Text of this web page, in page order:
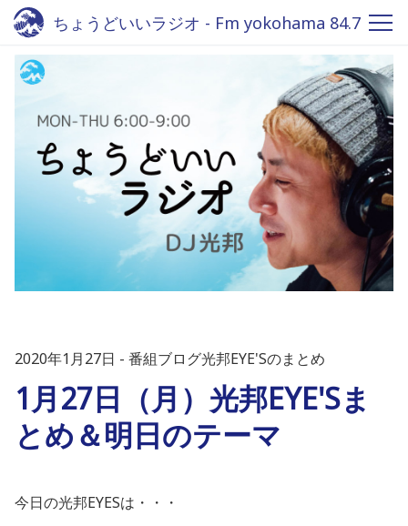
ちょうどいいラジオ - Fm yokohama 84.7
2020年1月27日 番組ブログ光邦EYE'Sのまとめ
1月27日（月）光邦EYE'Sま
とめ＆明日のテーマ
今日の光邦EYESは・・・